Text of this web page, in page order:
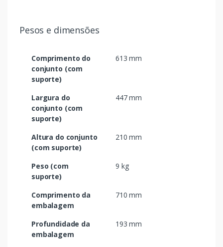
Pesos e dimensões
Comprimento do
conjunto (com
suporte)
613 mm
Largura do
conjunto (com
suporte)
447 mm
Altura do conjunto
(com suporte)
210 mm
Peso (com
suporte)
9 kg
Comprimento da
embalagem
710 mm
Profundidade da
embalagem
193 mm